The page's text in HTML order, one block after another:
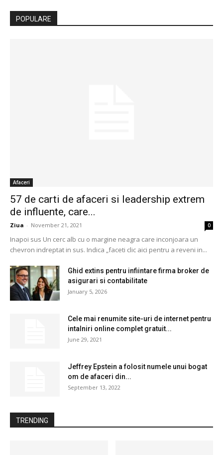
POPULARE
Afaceri
57 de carti de afaceri si leadership extrem
de influente, care...
Ziua - November 21, 2021 0
Inapoi sus Un cerc alb cu o margine neagra care inconjoara un
chevron indreptat in sus. Indica „faceti clic aici pentru a reveni in...
Ghid extins pentru infiintare firma broker de
asigurari si contabilitate
January 5, 2026
Cele mai renumite site-uri de internet pentru
intalniri online complet gratuit...
June 29, 2021
Jeffrey Epstein a folosit numele unui bogat
om de afaceri din...
September 13, 2022
TRENDING